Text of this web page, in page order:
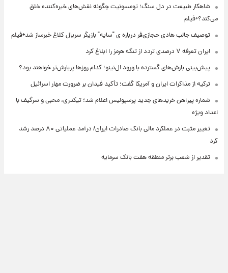
شاهکار طبیعت در دل سنگ؛ تومسونیت چگونه نقش‌های خیره‌کننده خلق
می‌کند؟+فیلم
توصیف جالب هادی حجازی‌فر درباره ی "سایه" بازیگر سریال کلاغ خبرساز شد+فیلم
ایران تعرفه ۷ درصدی تردد از تنگه هرمز را ابلاغ کرد
پیش‌بینی بارش‌های گسترده با ورود ال‌نینو؛ کدام روزها پربارش‌تر خواهند بود؟
ترکیه از مذاکرات ایران و آمریکا گفت؛ تأکید فیدان بر ضرورت مهار اسرائیل
شماره پیراهن خریدهای جدید پرسپولیس اعلام شد؛ تیکدری، محبی و سرگیف با
اعداد ویژه
تغییر مثبت در عملکرد مالی بانک صادرات ایران/ درآمد عملیاتی ۸۰ درصد رشد
کرد
تقدیر از شعب برتر منطقه هفت بانک سرمایه